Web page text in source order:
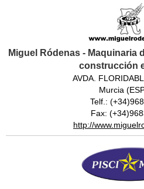
Miguel Ródenas - Maquinaria
construcción
AVDA.
Murcia
Telf.:
Fax:
http://